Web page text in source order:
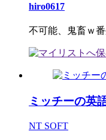
hiro0617
不可能、鬼畜ｗ
ミッチーの英
NT SOFT